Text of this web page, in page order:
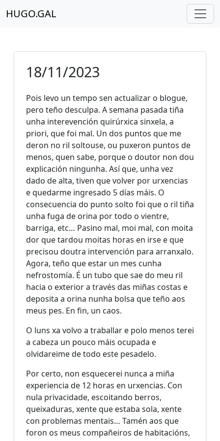
HUGO.GAL
18/11/2023
Pois levo un tempo sen actualizar o blogue,
pero teño desculpa. A semana pasada tiña
unha interevención quirúrxica sinxela, a
priori, que foi mal. Un dos puntos que me
deron no ril soltouse, ou puxeron puntos de
menos, quen sabe, porque o doutor non dou
explicación ningunha. Así que, unha vez
dado de alta, tiven que volver por urxencias
e quedarme ingresado 5 días máis. O
consecuencia do punto solto foi que o ril tiña
unha fuga de orina por todo o vientre,
barriga, etc… Pasino mal, moi mal, con moita
dor que tardou moitas horas en irse e que
precisou doutra intervención para arranxalo.
Agora, teño que estar un mes cunha
nefrostomía. É un tubo que sae do meu ril
hacia o exterior a través das miñas costas e
deposita a orina nunha bolsa que teño aos
meus pes. En fin, un caos.
O luns xa volvo a traballar e polo menos terei
a cabeza un pouco máis ocupada e
olvidareime de todo este pesadelo.
Por certo, non esquecerei nunca a miña
experiencia de 12 horas en urxencias. Con
nula privacidade, escoitando berros,
queixaduras, xente que estaba sola, xente
con problemas mentais… Tamén aos que
foron os meus compañeiros de habitacións,